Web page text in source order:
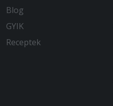
Blog
GYIK
Receptek